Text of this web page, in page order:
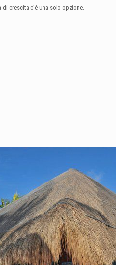
crescita c’è una solo opzione.